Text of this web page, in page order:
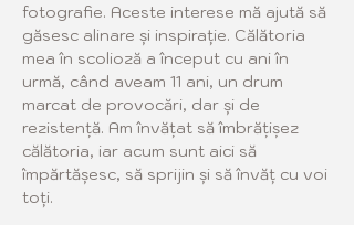
fotografie. Aceste interese mă ajută să
găsesc alinare și inspirație. Călătoria
mea în scolioză a început cu ani în
urmă, când aveam 11 ani, un drum
marcat de provocări, dar și de
rezistență. Am învățat să îmbrățișez
călătoria, iar acum sunt aici să
împărtășesc, să sprijin și să învăț cu voi
toți.